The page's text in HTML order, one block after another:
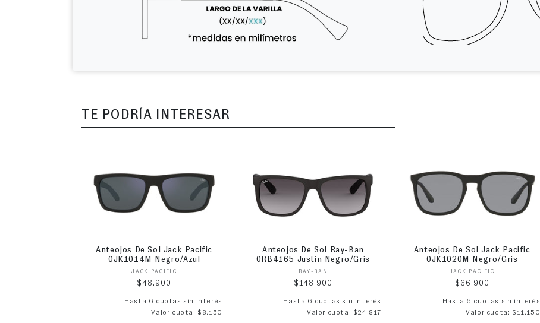
TE PODRÍA INTERESAR
Anteojos De Sol Jack Pacific
0JK1014M Negro/Azul
Proveedor:
JACK PACIFIC
Precio habitual
$48.900
Hasta 6 cuotas sin interés
Valor cuota: $8.150
Anteojos De Sol Ray-Ban
0RB4165 Justin Negro/Gris
Proveedor:
RAY-BAN
Precio habitual
$148.900
Hasta 6 cuotas sin interés
Valor cuota: $24.817
Anteojos De Sol Jack Pacific
0JK1020M Negro/Gris
Proveedor:
JACK PACIFIC
Precio habitual
$66.900
Hasta 6 cuotas sin interés
Valor cuota: $11.150